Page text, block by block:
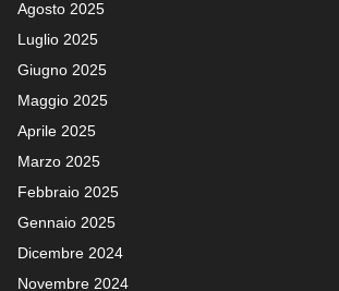
Agosto 2025
Luglio 2025
Giugno 2025
Maggio 2025
Aprile 2025
Marzo 2025
Febbraio 2025
Gennaio 2025
Dicembre 2024
Novembre 2024